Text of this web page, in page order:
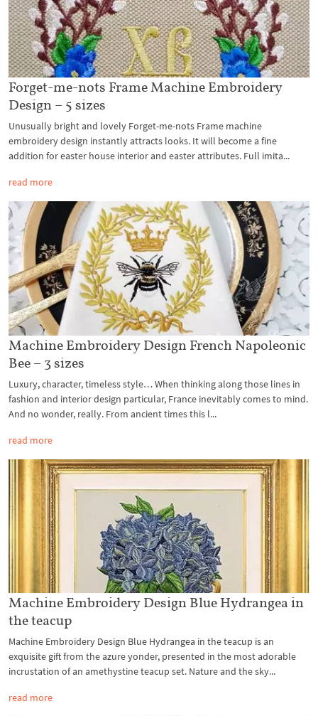
Forget-me-nots Frame Machine Embroidery
Design – 5 sizes
Unusually bright and lovely Forget-me-nots Frame machine
embroidery design instantly attracts looks. It will become a fine
addition for easter house interior and easter attributes. Full imita...
read more
Machine Embroidery Design French Napoleonic
Bee – 3 sizes
Luxury, character, timeless style… When thinking along those lines in
fashion and interior design particular, France inevitably comes to mind.
And no wonder, really. From ancient times this l...
read more
Machine Embroidery Design Blue Hydrangea in
the teacup
Machine Embroidery Design Blue Hydrangea in the teacup is an
exquisite gift from the azure yonder, presented in the most adorable
incrustation of an amethystine teacup set. Nature and the sky...
read more